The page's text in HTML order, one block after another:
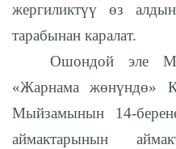
жергиликтүү өз
тарабынан каралат.
Ошондой эле
«Жарнама жөнүндө»
Мыйзамынын 14-
аймактарынын